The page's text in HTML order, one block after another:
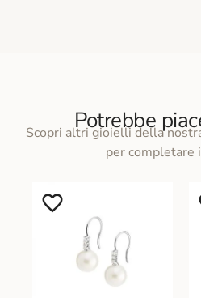
Potrebbe
Scopri altri gioielli della
per completare